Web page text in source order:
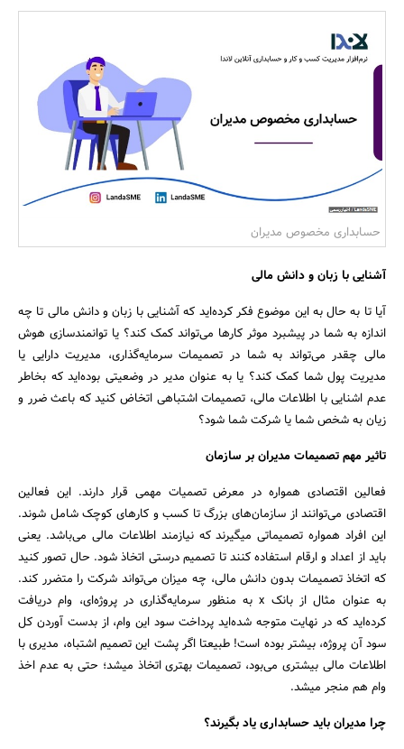
مسکن و ساختمان
حسابداری مخصوص مدیران
آشنایی با زبان و دانش مالی
آیا تا به حال به این موضوع فکر کرده‌اید که آشنایی با زبان و دانش مالی تا چه
اندازه به شما در پیشبرد موثر کارها می‌تواند کمک کند؟ یا توانمند‌سازی هوش
مالی چقدر می‌تواند به شما در تصمیمات سرمایه‌گذاری، مدیریت دارایی یا
مدیریت پول شما کمک کند؟ یا به عنوان مدیر در وضعیتی بوده‌اید که بخاطر
عدم اشنایی با اطلاعات مالی، تصمیمات اشتباهی اتخاض کنید که باعث ضرر و
زیان به شخص شما یا شرکت شما شود؟
تاثیر مهم تصمیمات مدیران بر سازمان
فعالین اقتصادی همواره در معرض تصمیات مهمی‌ قرار دارند. این فعالین
اقتصادی می‌توانند از سازمان‌های بزرگ تا کسب و کارهای کوچک شامل شوند.
این افراد همواره تصمیماتی میگیرند که نیازمند اطلاعات مالی می‌باشد. یعنی
باید از اعداد و ارقام استفاده کنند تا تصمیم درستی اتخاذ شود. حال تصور کنید
که اتخاذ تصمیمات بدون دانش مالی، چه میزان می‌تواند شرکت را متضرر کند.
به عنوان مثال از بانک x به منظور سرمایه‌گذاری در پروژه‌ای، وام دریافت
کرده‌اید که در نهایت متوجه شده‌اید پرداخت سود این وام، از بدست آوردن کل
سود آن پروژه، بیشتر بوده است! طبیعتا اگر پشت این تصمیم اشتباه، مدیری با
اطلاعات مالی بیشتری می‌بود، تصمیمات بهتری اتخاذ میشد؛ حتی به عدم اخذ
وام هم منجر میشد.
چرا مدیران باید حسابداری یاد بگیرند؟